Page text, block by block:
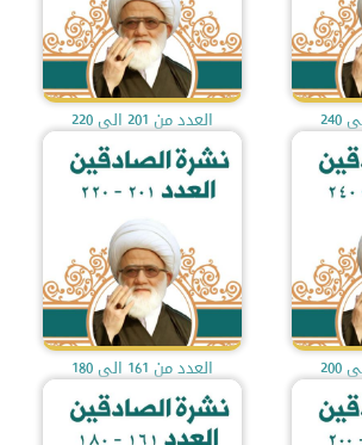
العدد من 201 الى 220
العدد من 161 الى 180